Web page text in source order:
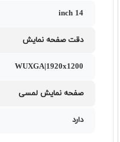
14 inch
دقت صفحه نمایش
WUXGA|1920x1200
صفحه نمایش لمسی
دارد